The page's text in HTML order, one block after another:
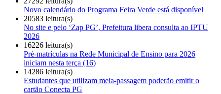
Novo calendário do Programa Feira Verde está disponível
20583 leitura(s)
No site e pelo ‘Zap PG’, Prefeitura libera consulta ao IPTU
2026
16226 leitura(s)
Pré-matrículas na Rede Municipal de Ensino para 2026
iniciam nesta terça (16)
14286 leitura(s)
Estudantes que utilizam meia-passagem poderão emitir o
cartão Conecta PG